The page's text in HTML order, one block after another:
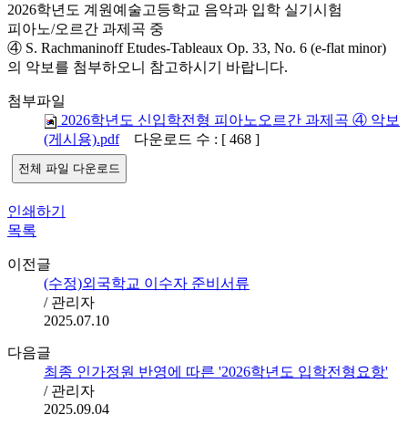
2026학년도 계원예술고등학교 음악과 입학 실기시험
피아노/오르간 과제곡 중
④ S. Rachmaninoff Etudes-Tableaux Op. 33, No. 6 (e-flat minor)
의 악보를 첨부하오니 참고하시기 바랍니다.
첨부파일
2026학년도 신입학전형 피아노오르간 과제곡 ④ 악보
(게시용).pdf다운로드 수 : [ 468 ]
전체 파일 다운로드
인쇄하기
목록
이전글
(수정)외국학교 이수자 준비서류
/ 관리자
2025.07.10
다음글
최종 인가정원 반영에 따른 '2026학년도 입학전형요항'
/ 관리자
2025.09.04